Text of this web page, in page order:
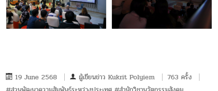
19 June 2568 ผู้เขียนข่าว Kukrit Polyiem
763 ครั้ง